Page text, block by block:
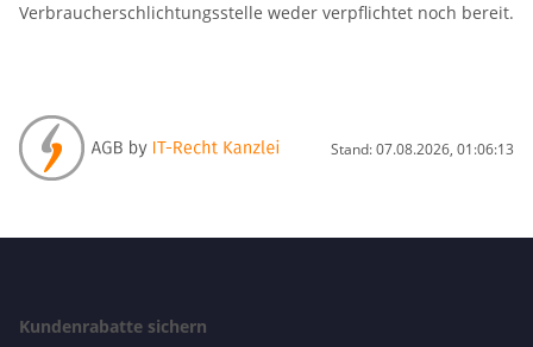
Verbraucherschlichtungsstelle weder verpflichtet noch bereit.
Stand: 07.08.2026, 01:06:13
Kundenrabatte sichern